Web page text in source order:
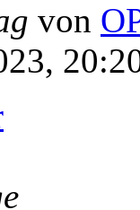
von